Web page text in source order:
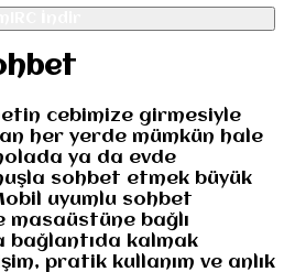
cebimize girmesiyle
her yerde mümkün hale
ya da evde
sohbet etmek büyük
uyumlu sohbet
bağlı
bağlantıda kalmak
pratik kullanım ve anlık